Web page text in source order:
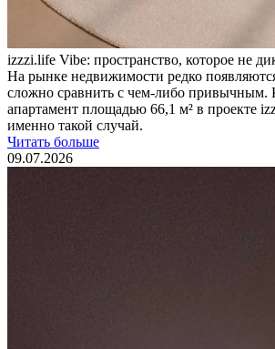
izzzi.life Vibe: пространство, которое не
На рынке недвижимости редко
сложно сравнить с чем-либо привычным.
апартамент площадью 66,1 м² в проекте
именно такой случай.
Читать больше
09.07.2026